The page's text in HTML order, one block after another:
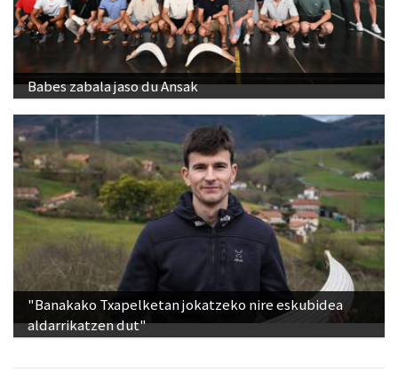
Babes zabala jaso du Ansak
"Banakako Txapelketan jokatzeko nire eskubidea
aldarrikatzen dut"